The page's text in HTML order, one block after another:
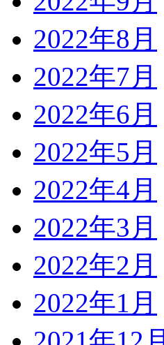
2022年8月
2022年7月
2022年6月
2022年5月
2022年4月
2022年3月
2022年2月
2022年1月